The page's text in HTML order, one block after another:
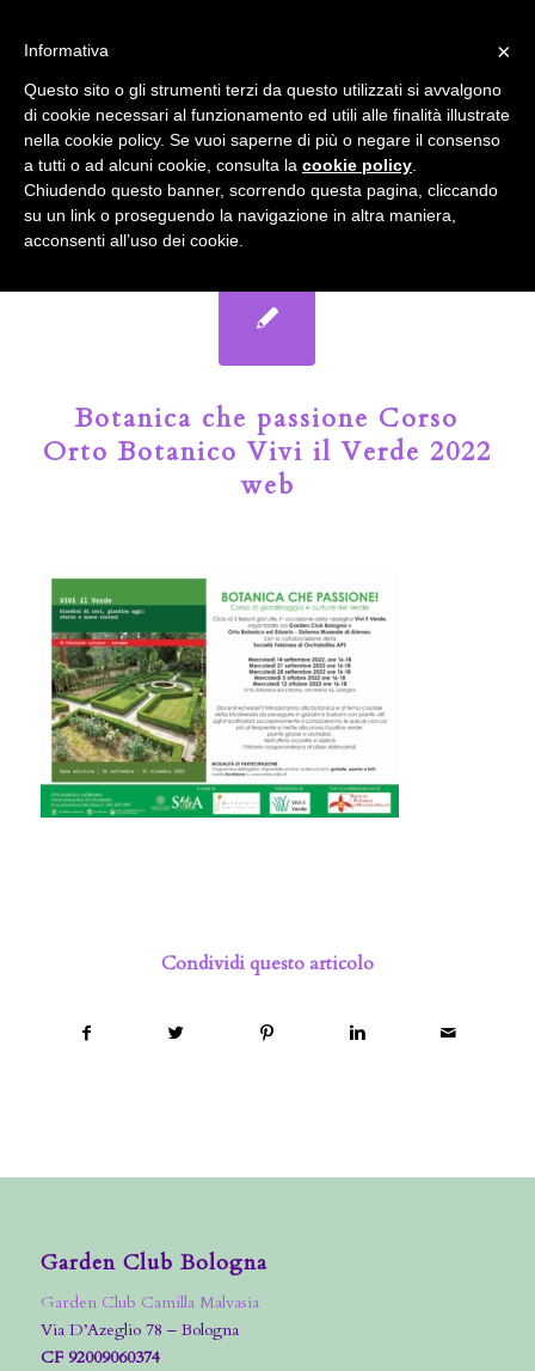
Il Blog del Garden Club di Bologna
Botanica che passione Corso
Orto Botanico Vivi il Verde 2022
web
Condividi questo articolo
Garden Club Bologna
Garden Club Camilla Malvasia
Via D’Azeglio 78 – Bologna
CF 92009060374
accetta l'uso dei cookies previsto nella pagina dedicata.
Fai clic per abilitare/disabilitare il tracciamento di
Google Analytics.
OK Privacy e cookie policy
×
Informativa
Questo sito o gli strumenti terzi da questo utilizzati si avvalgono
di cookie necessari al funzionamento ed utili alle finalità illustrate
nella cookie policy. Se vuoi saperne di più o negare il consenso
a tutti o ad alcuni cookie, consulta la cookie policy
Chiudendo questo banner, scorrendo questa pagina, cliccando
su un link o proseguendo la navigazione in altra maniera,
acconsenti all’uso dei cookie.